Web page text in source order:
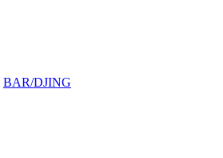
BAR/DJING